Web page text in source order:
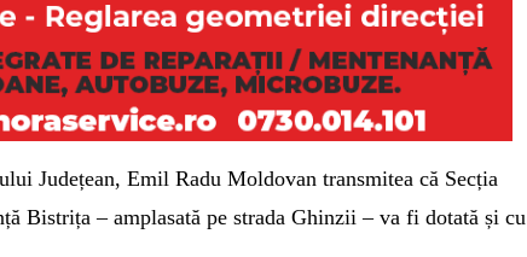
Județean, Emil Radu Moldovan transmitea că Secția
Bistrița – amplasată pe strada Ghinzii – va fi dotată și cu